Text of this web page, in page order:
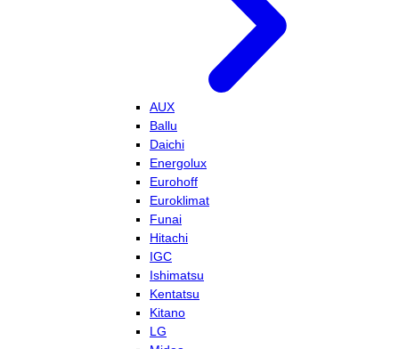
AUX
Ballu
Daichi
Energolux
Eurohoff
Euroklimat
Funai
Hitachi
IGC
Ishimatsu
Kentatsu
Kitano
LG